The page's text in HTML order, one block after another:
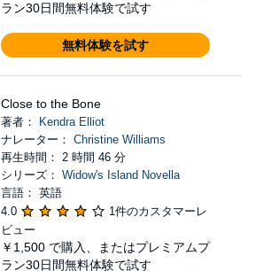
ラン30日間無料体験で試す
無料体験を試す
Close to the Bone
著者：
Kendra Elliot
ナレーター： Christine Williams
再生時間： 2 時間 46 分
シリーズ： Widow's Island Novella
言語： 英語
4.0
1件のカスタマーレ
ビュー
￥1,500 で購入、またはプレミアムプ
ラン30日間無料体験で試す